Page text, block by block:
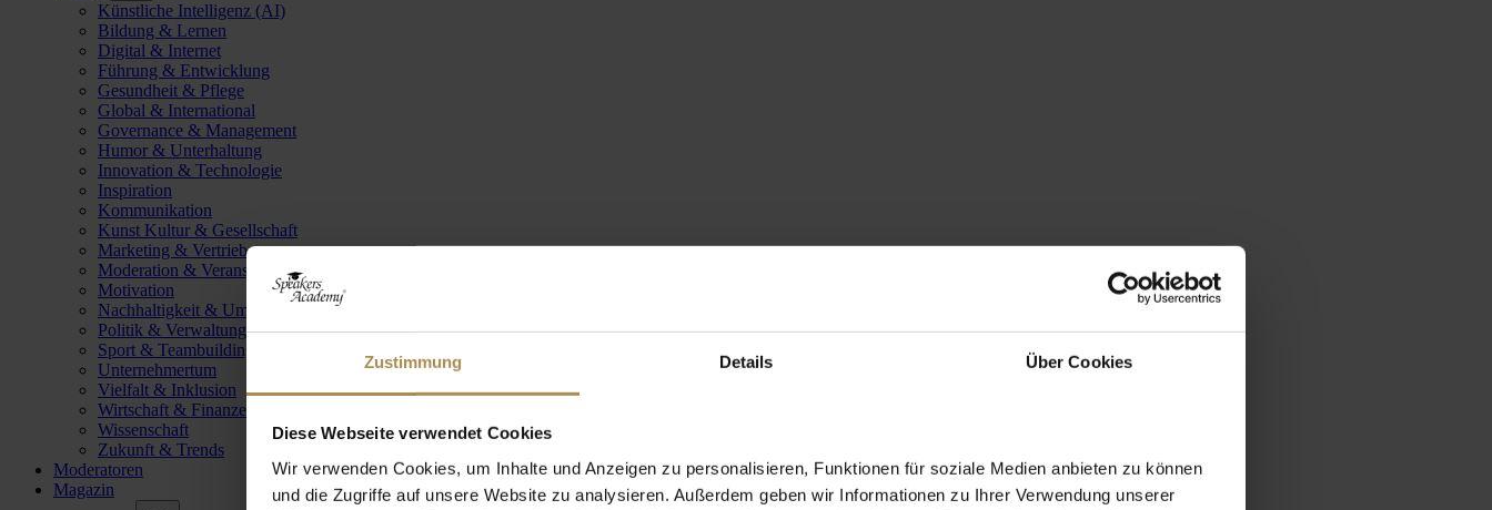
Zustimmung Details Über Cookies
Diese Webseite verwendet Cookies
Wir verwenden Cookies, um Inhalte und Anzeigen zu personalisieren, Funktionen für soziale Medien anbieten zu können
und die Zugriffe auf unsere Website zu analysieren. Außerdem geben wir Informationen zu Ihrer Verwendung unserer
Künstliche Intelligenz (AI)
Bildung & Lernen
Digital & Internet
Führung & Entwicklung
Gesundheit & Pflege
Global & International
Governance & Management
Humor & Unterhaltung
Innovation & Technologie
Inspiration
Kommunikation
Kunst Kultur & Gesellschaft
Marketing & Vertrieb
Moderation & Veranstaltungsleitung
Motivation
Nachhaltigkeit & Umwelt
Politik & Verwaltung
Sport & Teambuilding
Unternehmertum
Vielfalt & Inklusion
Wirtschaft & Finanzen
Wissenschaft
Zukunft & Trends
Moderatoren
Magazin